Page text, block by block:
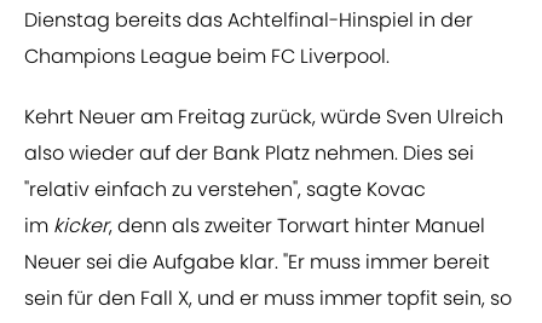
Dienstag bereits das Achtelfinal-Hinspiel in der
Champions League beim FC Liverpool.
Kehrt Neuer am Freitag zurück, würde Sven Ulreich
also wieder auf der Bank Platz nehmen. Dies sei
"relativ einfach zu verstehen", sagte Kovac
im kicker, denn als zweiter Torwart hinter Manuel
Neuer sei die Aufgabe klar. "Er muss immer bereit
sein für den Fall X, und er muss immer topfit sein, so